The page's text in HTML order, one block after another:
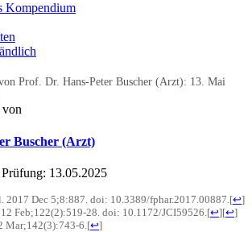
Kompendium
Prof. Dr. Hans-Peter Buscher (Arzt): 13. Mai
Buscher (Arzt)
13.05.2025
2017 Dec 5;8:887. doi: 10.3389/fphar.2017.00887.[↩]
Feb;122(2):519-28. doi: 10.1172/JCI59526.[↩] [↩]
Mar;142(3):743-6.[↩]